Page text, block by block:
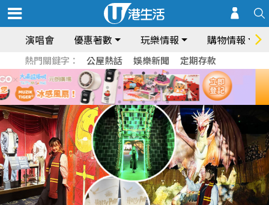
演唱會 優惠著數 玩樂情報 購物情報
熱門關鍵字： 公屋熱話 娛樂新聞 定期存款